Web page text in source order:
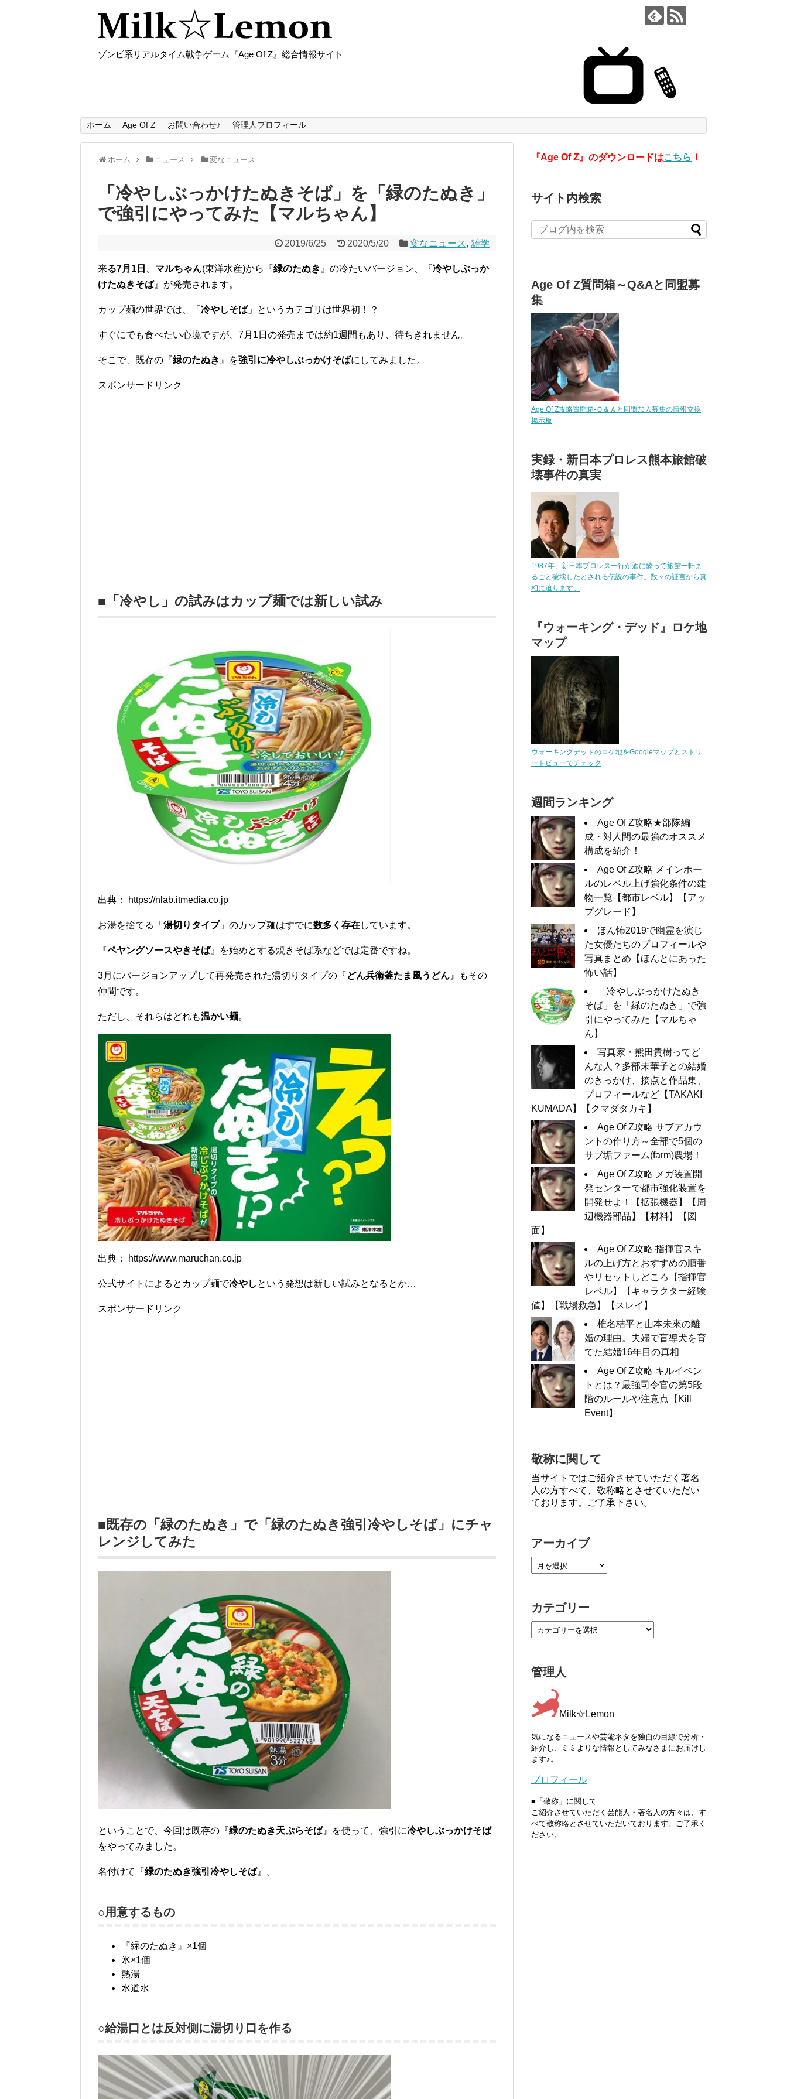
ゾンビ系リアルタイム戦争ゲーム『Age Of Z』総合情報サイト
ホーム Age Of Z お問い合わせ♪ 管理人プロフィール
ホーム ニュース 変なニュース
「冷やしぶっかけたぬきそば」を「緑のたぬき」
で強引にやってみた【マルちゃん】
2019/6/25 2020/5/20 変なニュース, 雑学
来る7月1日 マルちゃん(東洋水産)から『緑のたぬき 』の冷たいバージョン、『冷やしぶっか
けたぬきそば』が発売されます。
カップ麺の世界では、「 冷やしそば」というカテゴリは世界初！？
すぐにでも食べたい心境ですが、7月1日の発売までは約1週間もあり、待ちきれません。
そこで、既存の『緑のたぬき 』を強引に冷やしぶっかけそばにしてみました。
スポンサードリンク
■「冷やし」の試みはカップ麺では新しい試み
出典： https://nlab.itmedia.co.jp
お湯を捨てる「 湯切りタイプ」のカップ麺はすでに数多く存在しています。
『ペヤングソースやきそば』を始めとする焼きそば系などでは定番ですね。
3月にバージョンアップして再発売された湯切りタイプの『どん兵衛釜たま風うどん 』もその
仲間です。
ただし、それらはどれも温かい麺。
出典： https://www.maruchan.co.jp
公式サイトによるとカップ麺で冷やし という発想は新しい試みとなるとか…
スポンサードリンク
■既存の「緑のたぬき」で「緑のたぬき強引冷やしそば」にチャ
レンジしてみた
ということで、今回は既存の『緑のたぬき天ぷらそば』を使って、強引に冷やしぶっかけそば
をやってみました。
名付けて『緑のたぬき強引冷やしそば』。
○用意するもの
『緑のたぬき』×1個
氷×1個
熱湯
水道水
○給湯口とは反対側に湯切り口を作る
『Age Of Z』のダウンロードはこちら ！
サイト内検索
Age Of Z質問箱～Q&Aと同盟募
集
Age Of Z攻略質問箱-Ｑ＆Ａと同盟加入募集の情報交換
掲示板
実録・新日本プロレス熊本旅館破
壊事件の真実
1987年、新日本プロレス一行が酒に酔って旅館一軒ま
るごと破壊したとされる伝説の事件。数々の証言から真
相に迫ります。
『ウォーキング・デッド』ロケ地
マップ
ウォーキングデッドのロケ地をGoogleマップとストリ
ートビューでチェック
週間ランキング
Age Of Z攻略★部隊編
成・対人間の最強のオススメ
構成を紹介！
Age Of Z攻略 メインホー
ルのレベル上げ強化条件の建
物一覧【都市レベル】【アッ
プグレード】
ほん怖2019で幽霊を演じ
た女優たちのプロフィールや
写真まとめ【ほんとにあった
怖い話】
「冷やしぶっかけたぬき
そば」を「緑のたぬき」で強
引にやってみた【マルちゃ
ん】
写真家・熊田貴樹ってど
んな人？多部未華子との結婚
のきっかけ、接点と作品集、
プロフィールなど【TAKAKI
KUMADA】【クマダタカキ】
Age Of Z攻略 サブアカウ
ントの作り方～全部で5個の
サブ垢ファーム(farm)農場！
Age Of Z攻略 メガ装置開
発センターで都市強化装置を
開発せよ！【拡張機器】【周
辺機器部品】【材料】【図
面】
Age Of Z攻略 指揮官スキ
ルの上げ方とおすすめの順番
やリセットしどころ【指揮官
レベル】【キャラクター経験
値】【戦場救急】【スレイ】
椎名桔平と山本未來の離
婚の理由。夫婦で盲導犬を育
てた結婚16年目の真相
Age Of Z攻略 キルイベン
トとは？最強司令官の第5段
階のルールや注意点【Kill
Event】
敬称に関して
当サイトではご紹介させていただく著名
人の方すべて、敬称略とさせていただい
ております。ご了承下さい。
アーカイブ
カテゴリー
管理人
Milk☆Lemon
気になるニュースや芸能ネタを独自の目線で分析・
紹介し、ミミよりな情報としてみなさまにお届けし
ます♪。
プロフィール
■「敬称」に関して
ご紹介させていただく芸能人・著名人の方々は、す
べて敬称略とさせていただいております。ご了承く
ださい。